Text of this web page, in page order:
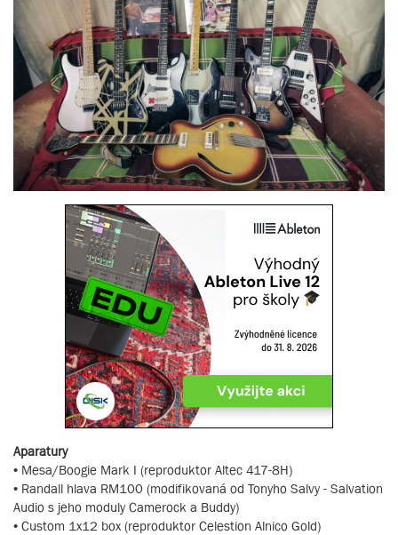
Aparatury
• Mesa/Boogie Mark I (reproduktor Altec 417-8H)
• Randall hlava RM100 (modifikovaná od Tonyho Salvy - Salvation
Audio s jeho moduly Camerock a Buddy)
• Custom 1x12 box (reproduktor Celestion Alnico Gold)